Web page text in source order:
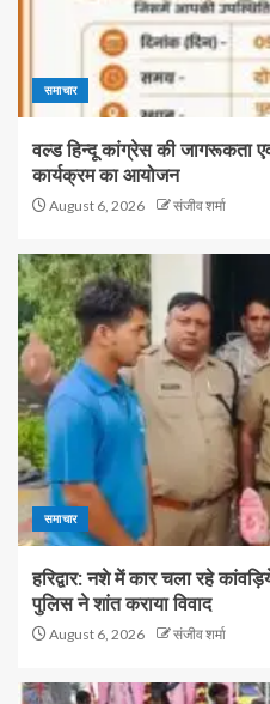
समाचार
वल्ड हिन्दू कांग्रेस की जागरूकता
कार्यक्रम का आयोजन
August 6, 2026 संजीव शर्मा
समाचार
हरिद्वार: नशे में कार चला रहे
पुलिस ने शांत कराया विवाद
August 6, 2026 संजीव शर्मा